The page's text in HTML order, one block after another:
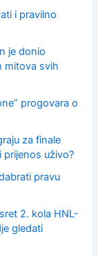
i pravilno
je donio
mitova svih
progovara o
za finale
prijenos uživo?
pravu
2. kola HNL-
gledati